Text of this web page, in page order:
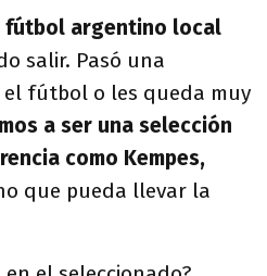
fútbol argentino local
salir. Pasó una
el fútbol o les queda muy
a ser una selección
como Kempes,
que pueda llevar la